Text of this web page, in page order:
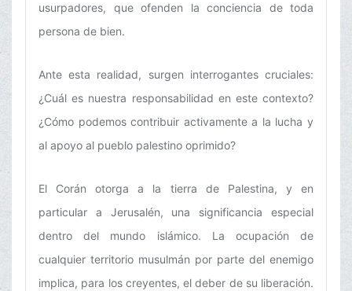
usurpadores, que ofenden la conciencia de toda
persona de bien.
Ante esta realidad, surgen interrogantes cruciales:
¿Cuál es nuestra responsabilidad en este contexto?
¿Cómo podemos contribuir activamente a la lucha y
al apoyo al pueblo palestino oprimido?
El Corán otorga a la tierra de Palestina, y en
particular a Jerusalén, una significancia especial
dentro del mundo islámico. La ocupación de
cualquier territorio musulmán por parte del enemigo
implica, para los creyentes, el deber de su liberación.